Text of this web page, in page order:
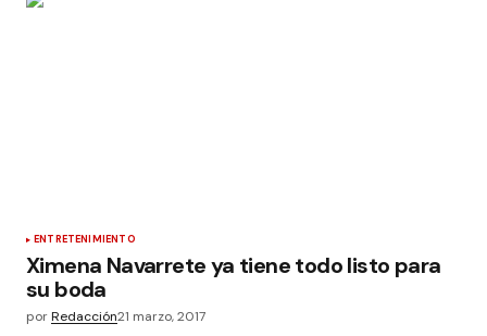
ENTRETENIMIENTO
Ximena Navarrete ya tiene todo listo para
su boda
porRedacción21 marzo, 2017